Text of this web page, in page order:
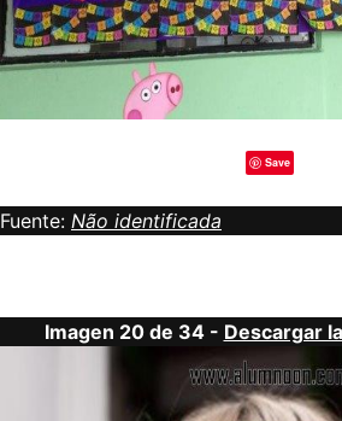
Save
Fuente: Não identificada
Imagen 20 de 34 - Descargar